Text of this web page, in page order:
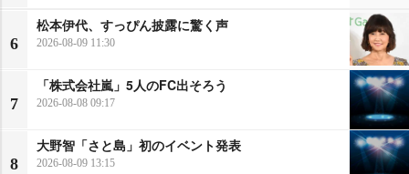
6
松本伊代、すっぴん披露に驚く声
2026-08-09 11:30
7
「株式会社嵐」5人のFC出そろう
2026-08-08 09:17
8
大野智「さと島」初のイベント発表
2026-08-09 13:15